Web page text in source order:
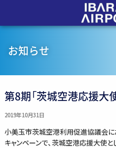
お知らせ
第8期「茨城空港応援大
2019年10月31日
小美玉市茨城空港利用促進協議会に
キャンペーンで、茨城空港応援大使と